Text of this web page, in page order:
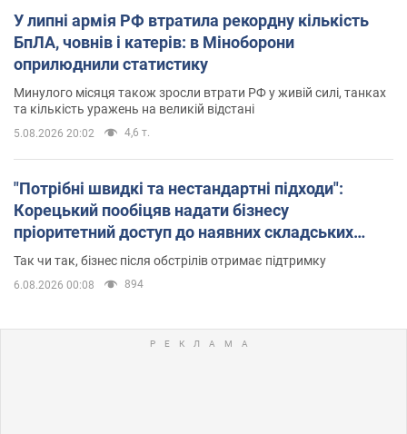
У липні армія РФ втратила рекордну кількість
БпЛА, човнів і катерів: в Міноборони
оприлюднили статистику
Минулого місяця також зросли втрати РФ у живій силі, танках
та кількість уражень на великій відстані
5.08.2026 20:02 4,6 т.
"Потрібні швидкі та нестандартні підходи":
Корецький пообіцяв надати бізнесу
пріоритетний доступ до наявних складських
приміщень
Так чи так, бізнес після обстрілів отримає підтримку
6.08.2026 00:08 894